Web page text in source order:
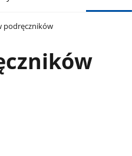
podręczników